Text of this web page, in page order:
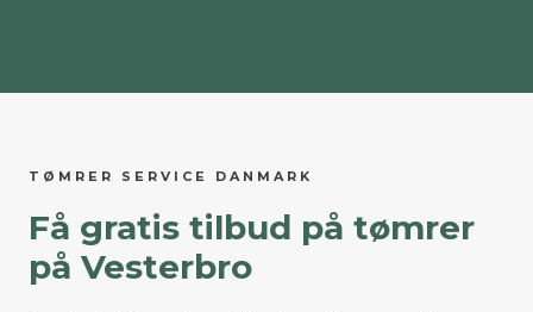
TØMRER SERVICE DANMARK
Få gratis tilbud på tømrer
på Vesterbro